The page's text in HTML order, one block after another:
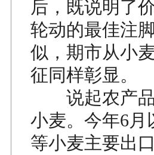
后，既说明了
轮动的最佳注
似，期市从小
征同样彰显。
说起农产品
小麦。今年6月
等小麦主要出